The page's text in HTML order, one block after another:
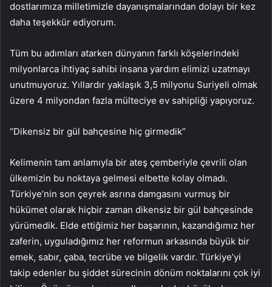
dostlarımıza milletimizle dayanışmalarından dolayı bir kez
daha teşekkür ediyorum.
Tüm bu adımları atarken dünyanın farklı köşelerindeki
milyonlarca ihtiyaç sahibi insana yardım elimizi uzatmayı
unutmuyoruz. Yıllardır yaklaşık 3,5 milyonu Suriyeli olmak
üzere 4 milyondan fazla mülteciye ev sahipliği yapıyoruz.
“Dikensiz bir gül bahçesine hiç girmedik”
Kelimenin tam anlamıyla bir ateş çemberiyle çevrili olan
ülkemizin bu noktaya gelmesi elbette kolay olmadı.
Türkiye’nin son çeyrek asrına damgasını vurmuş bir
hükümet olarak hiçbir zaman dikensiz bir gül bahçesinde
yürümedik. Elde ettiğimiz her başarının, kazandığımız her
zaferin, uyguladığımız her reformun arkasında büyük bir
emek, sabır, çaba, tecrübe ve bilgelik vardır. Türkiye’yi
takip edenler bu şiddet sürecinin dönüm noktalarını çok iyi